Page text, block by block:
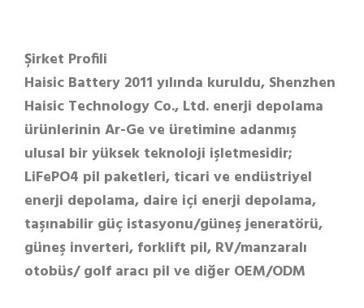
Şirket Profili
Haisic Battery 2011 yılında kuruldu, Shenzhen
Haisic Technology Co., Ltd. enerji depolama
ürünlerinin Ar-Ge ve üretimine adanmış
ulusal bir yüksek teknoloji işletmesidir;
LiFePO4 pil paketleri, ticari ve endüstriyel
enerji depolama, daire içi enerji depolama,
taşınabilir güç istasyonu/güneş jeneratörü,
güneş inverteri, forklift pil, RV/manzaralı
otobüs/ golf aracı pil ve diğer OEM/ODM